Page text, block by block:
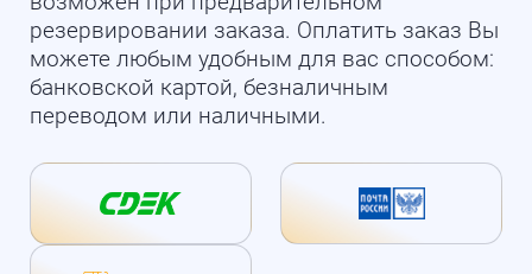
резервировании заказа. Оплатить заказ Вы
можете любым удобным для вас способом:
банковской картой, безналичным
переводом или наличными.